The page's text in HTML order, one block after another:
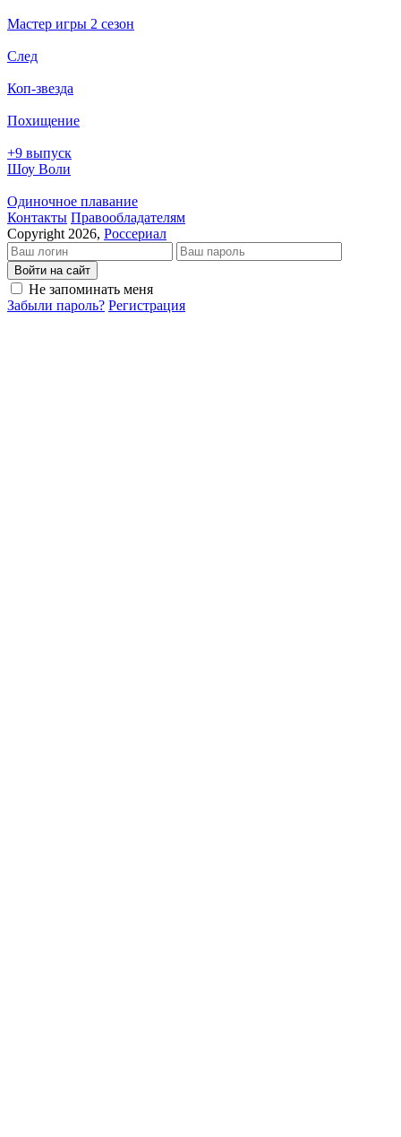
Мастер игры 2 сезон
След
Коп-звезда
Похищение
+9 выпуск
Шоу Воли
Одиночное плавание
Кон­так­ты Пра­во­об­ла­да­те­лям
Copyright 2026, Россериал
Войти на сайт
Не запоминать меня
Забыли пароль? Регистрация